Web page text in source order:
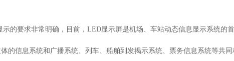
的要求非常明确，目前， LED显示屏是机场、车站动态信息显示系统的首
的信息系统和广播系统、列车、船舶到发揭示系统、票务信息系统等共